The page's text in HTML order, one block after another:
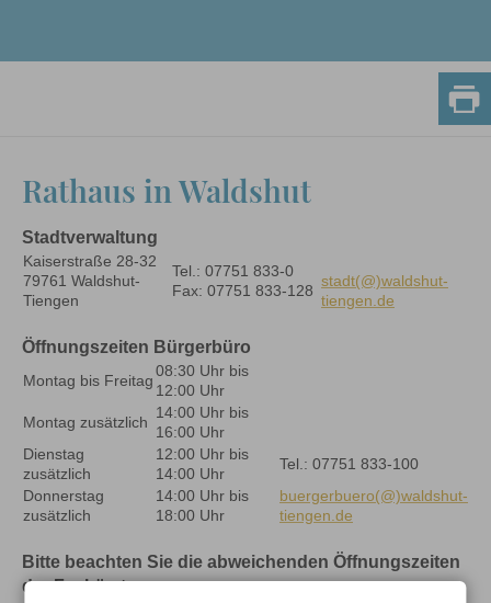
Rathaus in Waldshut
Stadtverwaltung
Kaiserstraße 28-32
79761 Waldshut-
Tiengen
Tel.: 07751 833-0
Fax: 07751 833-128
stadt(@)waldshut-
tiengen.de
Öffnungszeiten Bürgerbüro
Montag bis Freitag
08:30 Uhr bis
12:00 Uhr
Montag zusätzlich
14:00 Uhr bis
16:00 Uhr
Dienstag
zusätzlich
12:00 Uhr bis
14:00 Uhr
Tel.: 07751 833-100
Donnerstag
zusätzlich
14:00 Uhr bis
18:00 Uhr
buergerbuero(@)waldshut-
tiengen.de
Bitte beachten Sie die abweichenden Öffnungszeiten
der Fachämter